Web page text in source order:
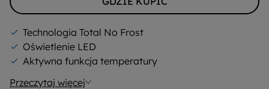
Technologia Total No Frost
Oświetlenie LED
Aktywna funkcja temperatury
Przeczytaj więcej